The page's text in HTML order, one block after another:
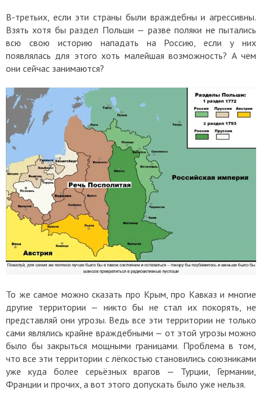
В-третьих, если эти страны были враждебны и агрессивны.
Взять хотя бы раздел Польши — разве поляки не пытались
всю свою историю нападать на Россию, если у них
появлялась для этого хоть малейшая возможность? А чем
они сейчас занимаются?
То же самое можно сказать про Крым, про Кавказ и многие
другие территории — никто бы не стал их покорять, не
представляй они угрозы. Ведь все эти территории не только
сами являлись крайне враждебными — от этой угрозы можно
было бы закрыться мощными границами. Проблема в том,
что все эти территории с лёгкостью становились союзниками
уже куда более серьёзных врагов — Турции, Германии,
Франции и прочих, а вот этого допускать было уже нельзя.